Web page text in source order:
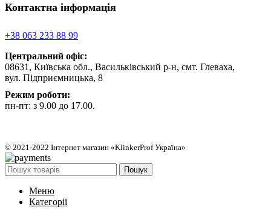
Контактна інформація
+38 063 233 88 99
Центральний офіс:
08631, Київська обл., Васильківський р-н, смт. Глеваха,
вул. Підприємницька, 8
Режим роботи:
пн-пт: з 9.00 до 17.00.
© 2021-2022 Інтернет магазин «KlinkerProf Україна»
Пошук
Меню
Категорії